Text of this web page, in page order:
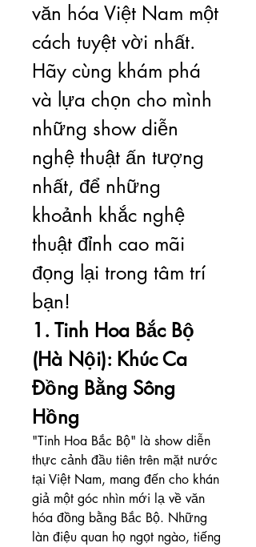
văn hóa Việt Nam một
cách tuyệt vời nhất.
Hãy cùng khám phá
và lựa chọn cho mình
những show diễn
nghệ thuật ấn tượng
nhất, để những
khoảnh khắc nghệ
thuật đỉnh cao mãi
đọng lại trong tâm trí
bạn!
1. Tinh Hoa Bắc Bộ
(Hà Nội): Khúc Ca
Đồng Bằng Sông
Hồng
"Tinh Hoa Bắc Bộ" là show diễn
thực cảnh đầu tiên trên mặt nước
tại Việt Nam, mang đến cho khán
giả một góc nhìn mới lạ về văn
hóa đồng bằng Bắc Bộ. Những
làn điệu quan họ ngọt ngào, tiếng